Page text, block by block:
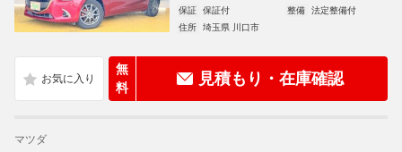
保証
保証付 整備
法定整備付
住所
埼玉県 川口市
無
料
見積もり・在庫確認
マツダ